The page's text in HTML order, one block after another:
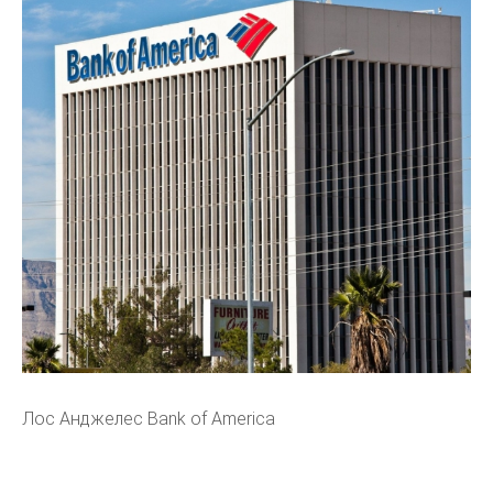
Лос Анджелес Bank of America